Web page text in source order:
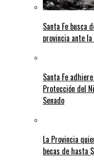
Santa Fe busca
provincia ante
Santa Fe
Protección del
Senado
La Provincia
becas de hasta